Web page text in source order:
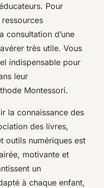
Pour
consultation d’une
très utile. Vous
indispensable pour
leur
Montessori.
la connaissance des
des livres,
outils numériques est
motivante et
un
à chaque enfant,